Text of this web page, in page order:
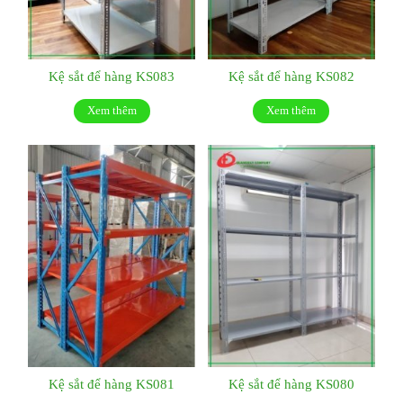
Kệ sắt để hàng KS083
Xem thêm
Kệ sắt để hàng KS082
Xem thêm
Kệ sắt để hàng KS081 Kệ sắt để hàng KS080